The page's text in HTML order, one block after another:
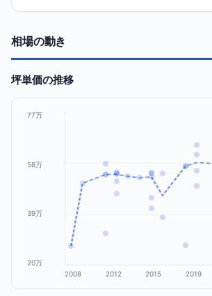
相場の動き
坪単価の推移
77万
58万
39万
20万
2008
2012 2015 2019